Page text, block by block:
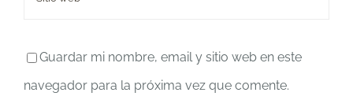
Guardar mi nombre, email y sitio web en este
navegador para la próxima vez que comente.